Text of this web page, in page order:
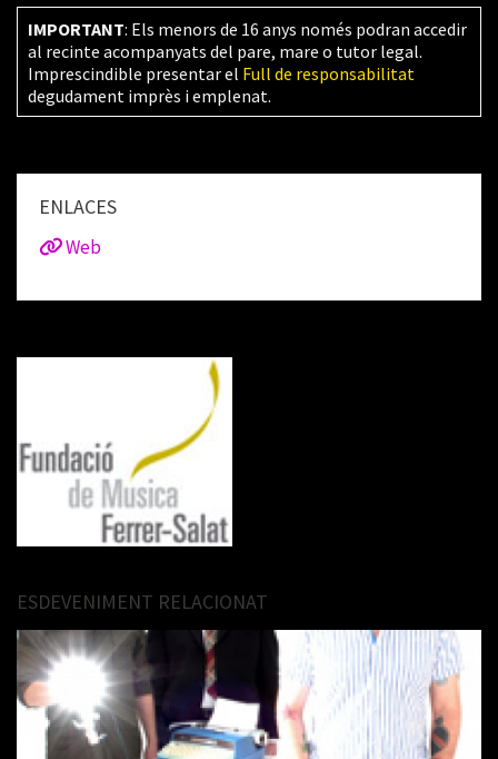
IMPORTANT: Els menors de 16 anys només podran accedir
al recinte acompanyats del pare, mare o tutor legal.
Imprescindible presentar el Full de responsabilitat
degudament imprès i emplenat.
ENLACES
Web
ESDEVENIMENT RELACIONAT